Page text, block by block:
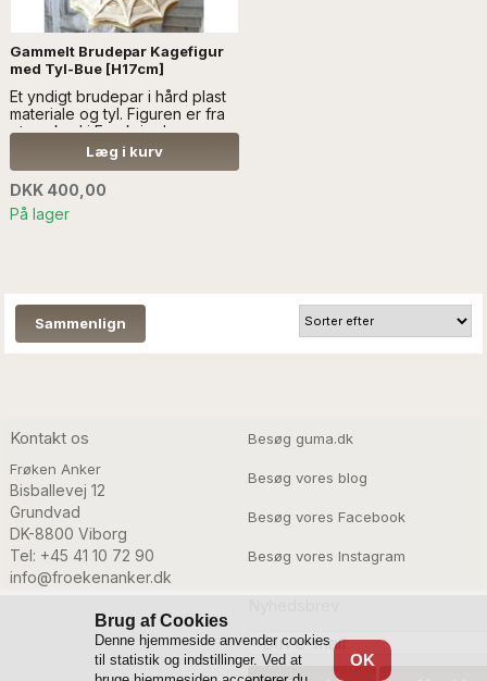
Gammelt Brudepar Kagefigur
med Tyl-Bue [H17cm]
Et yndigt brudepar i hård plast
materiale og tyl. Figuren er fra
et marked i Frankrig...læs mere
SÆLGES UDEN ANDEN
DEKORATION
Læg i kurv
DKK 400,00
På lager
Kontakt os
Frøken Anker
Bisballevej 12
Grundvad
DK-8800 Viborg
Tel: +45 41 10 72 90
info@froekenanker.dk
Besøg guma.dk
Besøg vores blog
Besøg vores Facebook
Besøg vores Instagram
Brug af Cookies
OK
Denne hjemmeside anvender cookies
til statistik og indstillinger. Ved at